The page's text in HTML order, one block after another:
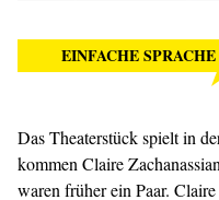
EINFACHE SPRACHE
Das Theaterstück spielt in
kommen Claire
waren früher ein Paar.